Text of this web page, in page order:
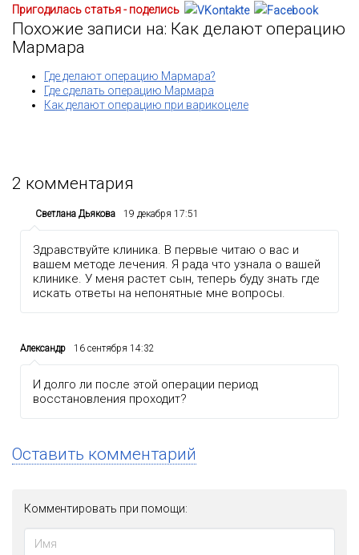
Пригодилась статья - поделись
Похожие записи на: Как делают операцию
Мармара
Где делают операцию Мармара?
Где сделать операцию Мармара
Как делают операцию при варикоцеле
2 комментария
Светлана Дьякова 19 декабря 17:51
Здравствуйте клиника. В первые читаю о вас и
вашем методе лечения. Я рада что узнала о вашей
клинике. У меня растет сын, теперь буду знать где
искать ответы на непонятные мне вопросы.
Александр 16 сентября 14:32
И долго ли после этой операции период
восстановления проходит?
Оставить комментарий
Комментировать при помощи: